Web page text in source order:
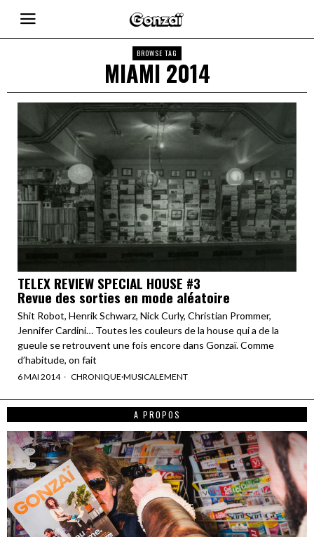
BROWSE TAG
MIAMI 2014
TELEX REVIEW SPECIAL HOUSE #3
Revue des sorties en mode aléatoire
Shit Robot, Henrik Schwarz, Nick Curly, Christian Prommer,
Jennifer Cardini… Toutes les couleurs de la house qui a de la
gueule se retrouvent une fois encore dans Gonzaï. Comme
d’habitude, on fait
6 MAI 2014 CHRONIQUE·MUSICALEMENT
A PROPOS